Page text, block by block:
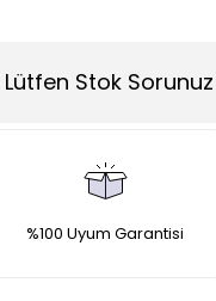
Lütfen Stok Sorunuz
%100 Uyum Garantisi